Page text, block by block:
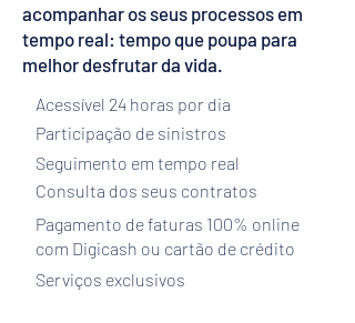
acompanhar os seus processos em
tempo real: tempo que poupa para
melhor desfrutar da vida.
Acessível 24 horas por dia
Participação de sinistros
Seguimento em tempo real
Consulta dos seus contratos
Pagamento de faturas 100% online
com Digicash ou cartão de crédito
Serviços exclusivos